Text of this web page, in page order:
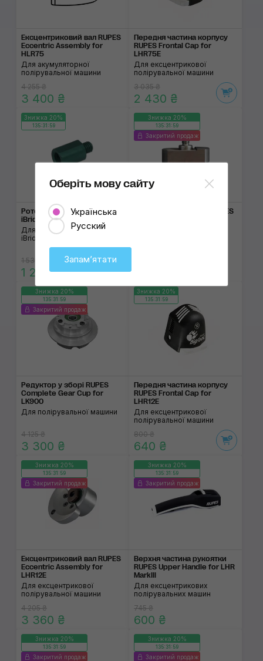
Ексцентриковий вал RUPES
Eccentric Assembly for
HLR75
Для акумуляторної
полірувальної машини
4 255 ₴
3 400 ₴
Передня частина кор­пусу
RUPES Frontal Cap for
LHR75E
Для ексцентрикової
полірувальної машини
3 035 ₴
2 430 ₴
Знижка 20%
135:31:59
Роторна насадка RUPES
iBrid Rotary Functional Unit
Для полірувальної машини
iBrid Nano
1 535 ₴
1 230 ₴
Знижка 20%
135:31:59
Закритий продаж
Ексцентриковий вал RUPES
Знижка 20%
135:31:59
Закритий продаж
Редуктор у зборі RUPES
Complete Gear Cup for
LK900
Для полірувальної машини
4 125 ₴
3 300 ₴
Знижка 20%
135:31:59
Передня частина кор­пусу
RUPES Frontal Cap for
LHR12E
Для ексцентрикової
полірувальної машини
800 ₴
640 ₴
Знижка 20%
135:31:59
Закритий продаж
Ексцентриковий вал RUPES
Eccentric Assembly for
LHR12E
Для ексцентрикової
полірувальної машини
4 205 ₴
3 360 ₴
Знижка 20%
135:31:59
Закритий продаж
Верхня частина рукоят­ки
RUPES Upper Handle for LHR
MarkIII
Для ексцентрикових
полірувальних машин
745 ₴
600 ₴
Знижка 20%
135:31:59
Закритий продаж
Знижка 20%
135:31:59
Закритий продаж
Оберіть мову сайту
Українська
Русский
Запамʼятати